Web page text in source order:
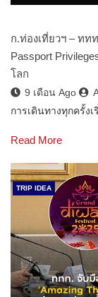
ก.ท่องเที่ยวฯ – ทท
Passport
โลก
9 เดือน Ago
การเดินทางทุกครั้งเ
Read More
TRIP IDEA